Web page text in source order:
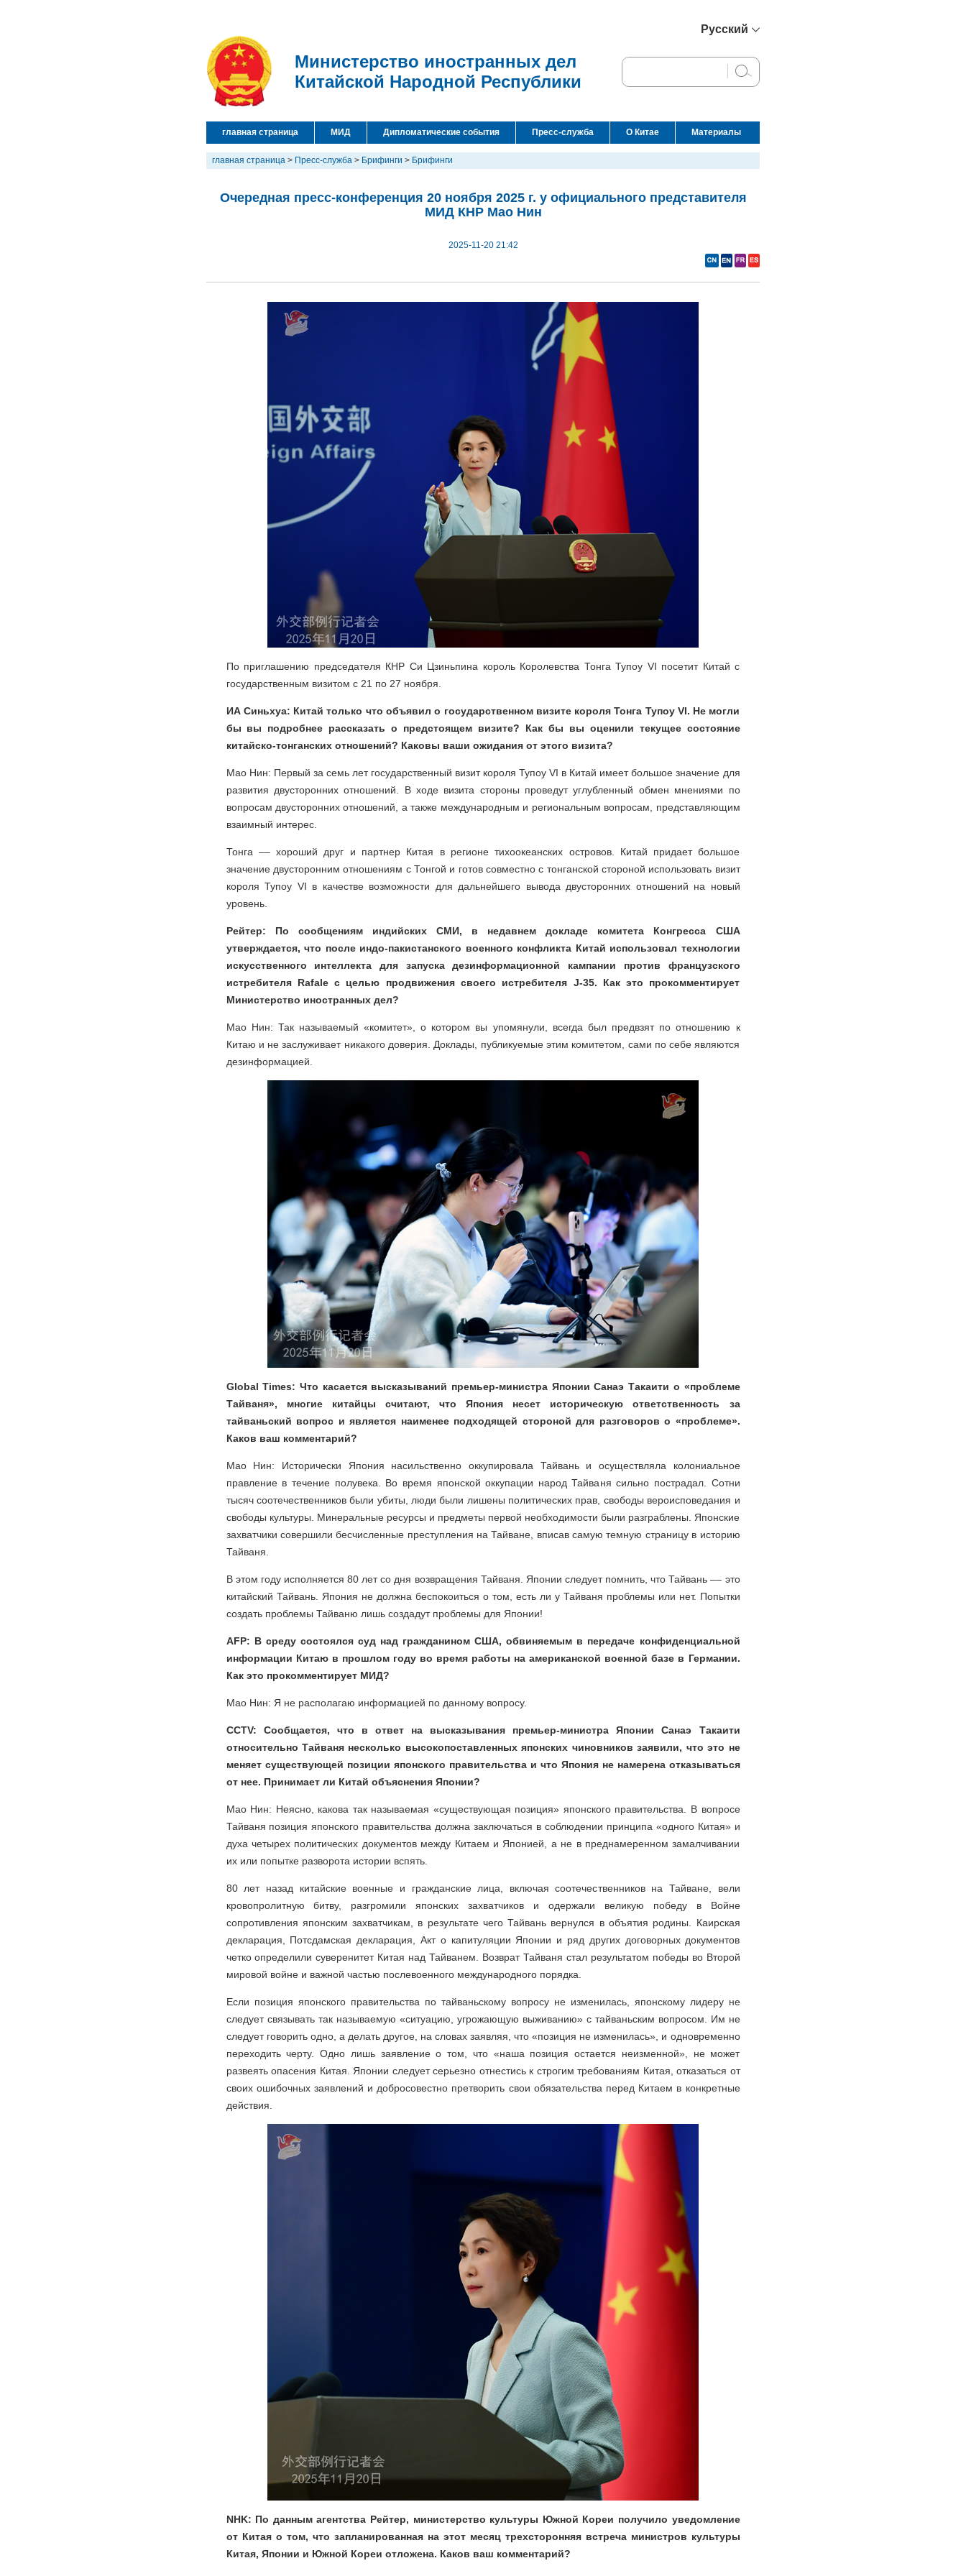
Русский
English
Español
عربي
Министерство иностранных дел
Китайской Народной Республики
главная страница МИД Дипломатические события Пресс-служба О Китае Материалы
главная страница > Пресс-служба > Брифинги > Брифинги
Очередная пресс-конференция 20 ноября 2025 г. у официального представителя
МИД КНР Мао Нин
2025-11-20 21:42
По приглашению председателя КНР Си Цзиньпина король Королевства Тонга Тупоу VI посетит Китай с
государственным визитом с 21 по 27 ноября.
ИА Синьхуа: Китай только что объявил о государственном визите короля Тонга Тупоу VI. Не могли
бы вы подробнее рассказать о предстоящем визите? Как бы вы оценили текущее состояние
китайско-тонганских отношений? Каковы ваши ожидания от этого визита?
Мао Нин: Первый за семь лет государственный визит короля Тупоу VI в Китай имеет большое значение для
развития двусторонних отношений. В ходе визита стороны проведут углубленный обмен мнениями по
вопросам двусторонних отношений, а также международным и региональным вопросам, представляющим
взаимный интерес.
Тонга –– хороший друг и партнер Китая в регионе тихоокеанских островов. Китай придает большое
значение двусторонним отношениям с Тонгой и готов совместно с тонганской стороной использовать визит
короля Тупоу VI в качестве возможности для дальнейшего вывода двусторонних отношений на новый
уровень.
Рейтер: По сообщениям индийских СМИ, в недавнем докладе комитета Конгресса США
утверждается, что после индо-пакистанского военного конфликта Китай использовал технологии
искусственного интеллекта для запуска дезинформационной кампании против французского
истребителя Rafale с целью продвижения своего истребителя J-35. Как это прокомментирует
Министерство иностранных дел?
Мао Нин: Так называемый «комитет», о котором вы упомянули, всегда был предвзят по отношению к
Китаю и не заслуживает никакого доверия. Доклады, публикуемые этим комитетом, сами по себе являются
дезинформацией.
Global Times: Что касается высказываний премьер-министра Японии Санаэ Такаити о «проблеме
Тайваня», многие китайцы считают, что Япония несет историческую ответственность за
тайваньский вопрос и является наименее подходящей стороной для разговоров о «проблеме».
Каков ваш комментарий?
Мао Нин: Исторически Япония насильственно оккупировала Тайвань и осуществляла колониальное
правление в течение полувека. Во время японской оккупации народ Тайваня сильно пострадал. Сотни
тысяч соотечественников были убиты, люди были лишены политических прав, свободы вероисповедания и
свободы культуры. Минеральные ресурсы и предметы первой необходимости были разграблены. Японские
захватчики совершили бесчисленные преступления на Тайване, вписав самую темную страницу в историю
Тайваня.
В этом году исполняется 80 лет со дня возвращения Тайваня. Японии следует помнить, что Тайвань –– это
китайский Тайвань. Япония не должна беспокоиться о том, есть ли у Тайваня проблемы или нет. Попытки
создать проблемы Тайваню лишь создадут проблемы для Японии!
AFP: В среду состоялся суд над гражданином США, обвиняемым в передаче конфиденциальной
информации Китаю в прошлом году во время работы на американской военной базе в Германии.
Как это прокомментирует МИД?
Мао Нин: Я не располагаю информацией по данному вопросу.
CCTV: Сообщается, что в ответ на высказывания премьер-министра Японии Санаэ Такаити
относительно Тайваня несколько высокопоставленных японских чиновников заявили, что это не
меняет существующей позиции японского правительства и что Япония не намерена отказываться
от нее. Принимает ли Китай объяснения Японии?
Мао Нин: Неясно, какова так называемая «существующая позиция» японского правительства. В вопросе
Тайваня позиция японского правительства должна заключаться в соблюдении принципа «одного Китая» и
духа четырех политических документов между Китаем и Японией, а не в преднамеренном замалчивании
их или попытке разворота истории вспять.
80 лет назад китайские военные и гражданские лица, включая соотечественников на Тайване, вели
кровопролитную битву, разгромили японских захватчиков и одержали великую победу в Войне
сопротивления японским захватчикам, в результате чего Тайвань вернулся в объятия родины. Каирская
декларация, Потсдамская декларация, Акт о капитуляции Японии и ряд других договорных документов
четко определили суверенитет Китая над Тайванем. Возврат Тайваня стал результатом победы во Второй
мировой войне и важной частью послевоенного международного порядка.
Если позиция японского правительства по тайваньскому вопросу не изменилась, японскому лидеру не
следует связывать так называемую «ситуацию, угрожающую выживанию» с тайваньским вопросом. Им не
следует говорить одно, а делать другое, на словах заявляя, что «позиция не изменилась», и одновременно
переходить черту. Одно лишь заявление о том, что «наша позиция остается неизменной», не может
развеять опасения Китая. Японии следует серьезно отнестись к строгим требованиям Китая, отказаться от
своих ошибочных заявлений и добросовестно претворить свои обязательства перед Китаем в конкретные
действия.
NHK: По данным агентства Рейтер, министерство культуры Южной Кореи получило уведомление
от Китая о том, что запланированная на этот месяц трехсторонняя встреча министров культуры
Китая, Японии и Южной Кореи отложена. Каков ваш комментарий?